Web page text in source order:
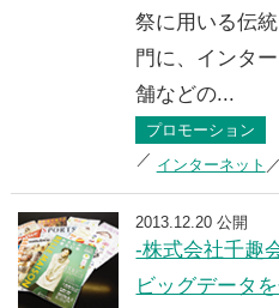
祭に用いる伝
門に、インタ
舗などの...
プロモーション
インターネット
2013.12.20 公開
-株式会社千趣
ビッグデータ